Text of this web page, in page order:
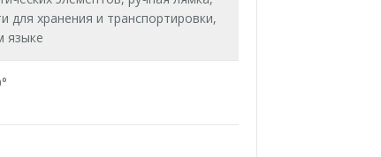
для хранения и транспортировки,
языке